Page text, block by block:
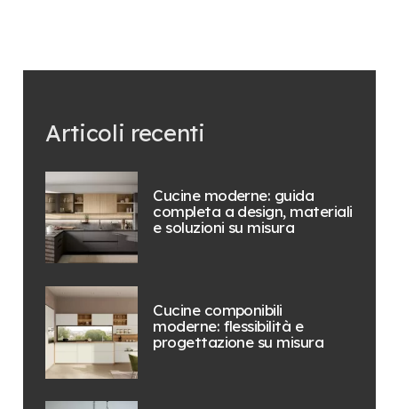
Articoli recenti
Cucine moderne: guida
completa a design, materiali
e soluzioni su misura
Cucine componibili
moderne: flessibilità e
progettazione su misura